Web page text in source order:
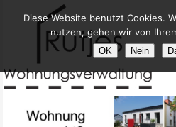
Diese Website benutzt Cookies.
nutzen, gehen wir von
OK Nein